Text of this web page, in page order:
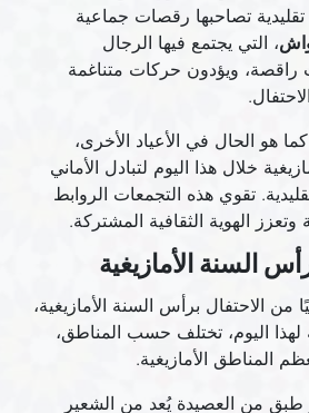
تقليدية تصاحبها رقصات جماعية
، التي يجتمع فيها الرجال
راقصة، ويؤدون حركات متناغمة
هو الحال في الأعياد الأخرى،
خلال هذا اليوم لتبادل الأماني
تقوي هذه التجمعات الروابط
وتعزز الهوية الثقافية المشتركة.
السنة الأمازيغية
من الاحتفال برأس السنة الأمازيغية،
اليوم، تختلف حسب المناطق،
المناطق الأمازيغية.
طبق من العصيدة يُعد من الشعير